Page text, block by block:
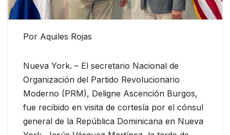
Por Aquiles Rojas
Nueva York. – El secretario Nacional de
Organización del Partido Revolucionario
Moderno (PRM), Deligne Ascención Burgos,
fue recibido en visita de cortesía por el cónsul
general de la República Dominicana en Nueva